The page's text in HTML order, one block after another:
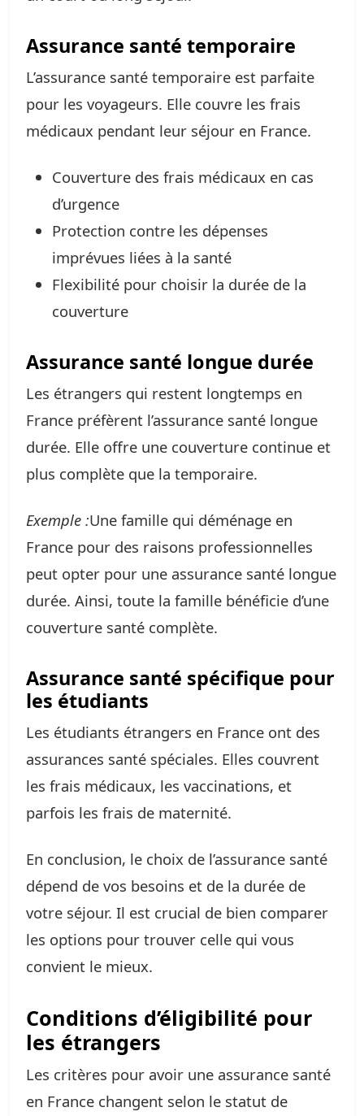
Assurance santé temporaire
L’assurance santé temporaire est parfaite
pour les voyageurs. Elle couvre les frais
médicaux pendant leur séjour en France.
Couverture des frais médicaux en cas
d’urgence
Protection contre les dépenses
imprévues liées à la santé
Flexibilité pour choisir la durée de la
couverture
Assurance santé longue durée
Les étrangers qui restent longtemps en
France préfèrent l’assurance santé longue
durée. Elle offre une couverture continue et
plus complète que la temporaire.
Exemple :Une famille qui déménage en
France pour des raisons professionnelles
peut opter pour une assurance santé longue
durée. Ainsi, toute la famille bénéficie d’une
couverture santé complète.
Assurance santé spécifique pour
les étudiants
Les étudiants étrangers en France ont des
assurances santé spéciales. Elles couvrent
les frais médicaux, les vaccinations, et
parfois les frais de maternité.
En conclusion, le choix de l’assurance santé
dépend de vos besoins et de la durée de
votre séjour. Il est crucial de bien comparer
les options pour trouver celle qui vous
convient le mieux.
Conditions d’éligibilité pour
les étrangers
Les critères pour avoir une assurance santé
en France changent selon le statut de